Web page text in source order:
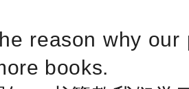
reason why
books.